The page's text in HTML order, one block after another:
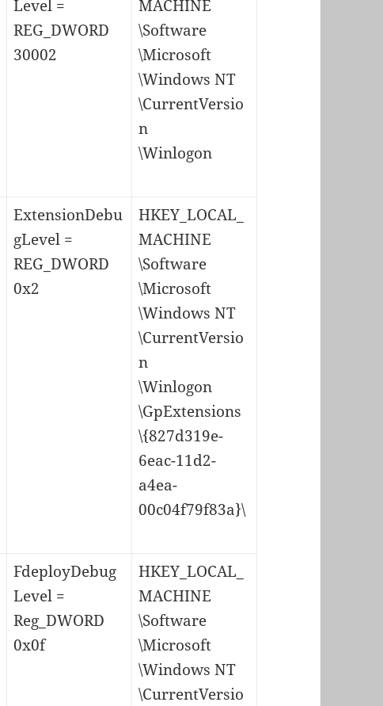
Level =
REG_DWORD
30002
MACHINE
\Software
\Microsoft
\Windows NT
\CurrentVersio
n
\Winlogon
ExtensionDebu
gLevel =
REG_DWORD
0x2
HKEY_LOCAL_
MACHINE
\Software
\Microsoft
\Windows NT
\CurrentVersio
n
\Winlogon
\GpExtensions
\{827d319e-
6eac-11d2-
a4ea-
00c04f79f83a}\
FdeployDebug
Level =
Reg_DWORD
0x0f
HKEY_LOCAL_
MACHINE
\Software
\Microsoft
\Windows NT
\CurrentVersio